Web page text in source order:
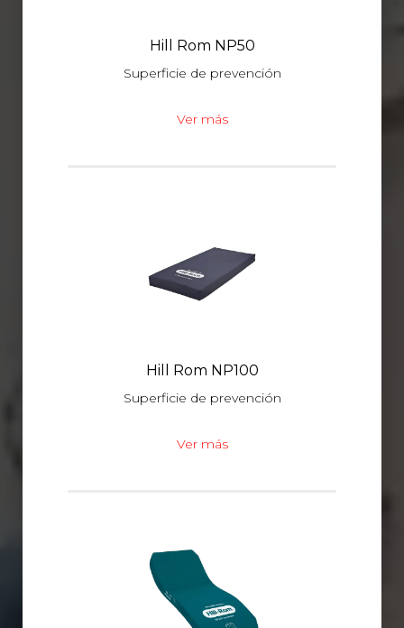
Hill Rom NP50
Superficie de prevención
Ver más
Hill Rom NP100
Superficie de prevención
Ver más